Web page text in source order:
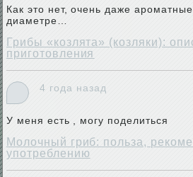
Как это нет, очень даже
диаметре…
Грибы «козлята» (козляки):
приготовления
4 года назад
У меня есть , могу поделиться
Молочный гриб: польза,
употреблению